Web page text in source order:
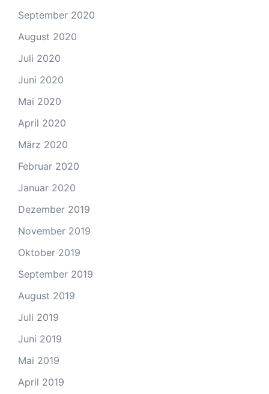
September 2020
August 2020
Juli 2020
Juni 2020
Mai 2020
April 2020
März 2020
Februar 2020
Januar 2020
Dezember 2019
November 2019
Oktober 2019
September 2019
August 2019
Juli 2019
Juni 2019
Mai 2019
April 2019